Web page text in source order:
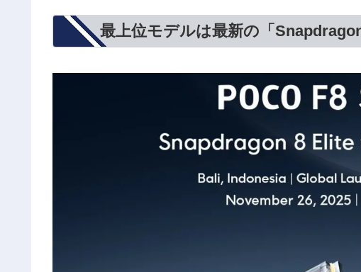
最上位モデルは最新の「